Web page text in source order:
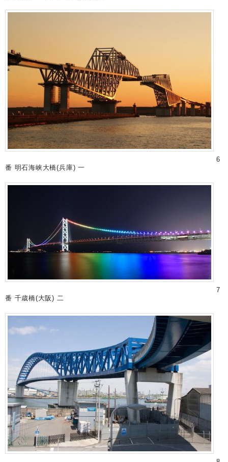
6
番 明石海峡大橋(兵庫) 一
7
番 千歳橋(大阪) 二